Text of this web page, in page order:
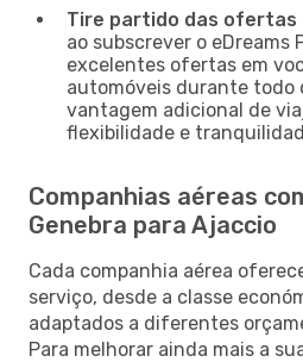
Tire partido das ofertas
ao subscrever o eDreams
excelentes ofertas em
automóveis durante todo
vantagem adicional de
flexibilidade e
Companhias aéreas
Genebra para Ajaccio
Cada companhia aérea
serviço, desde a classe
adaptados a diferentes
Para melhorar ainda mais a